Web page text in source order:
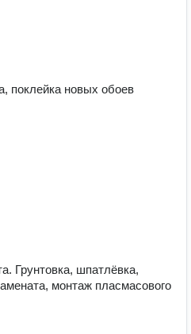
поклейка новых обоев
Грунтовка, шпатлёвка,
монтаж пласмасового